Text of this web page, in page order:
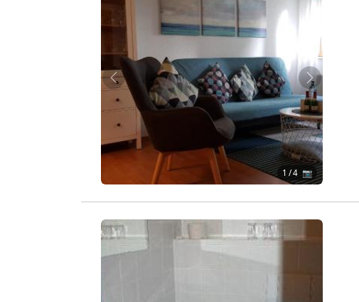
Zurück Weiter
1 / 4 📷